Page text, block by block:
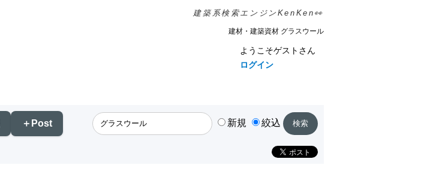
建築系検索エンジンKenKen👀
建材・建築資材 グラスウール
ようこそゲストさん
ログイン
＋Post 新規 絞込